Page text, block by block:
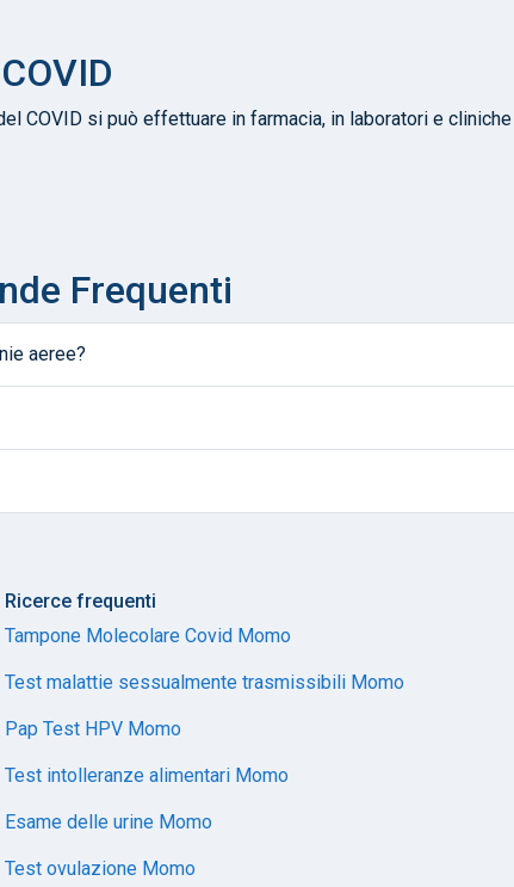
COVID si può effettuare in farmacia, in laboratori e
Frequenti
aeree?
Ricerce frequenti
Tampone Molecolare Covid Momo
Test malattie sessualmente trasmissibili Momo
Pap Test HPV Momo
Test intolleranze alimentari Momo
Esame delle urine Momo
Test ovulazione Momo